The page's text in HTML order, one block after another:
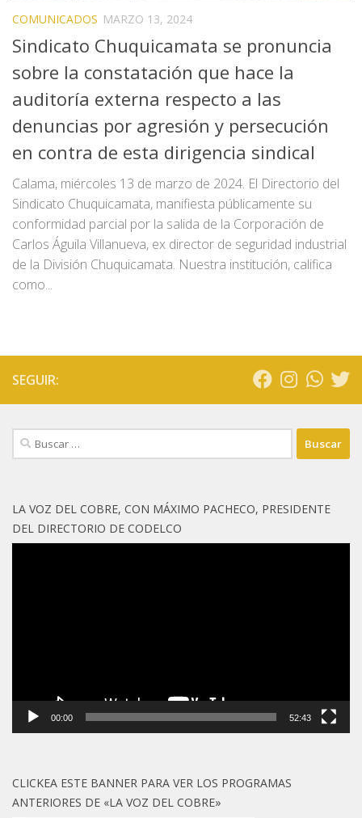
COMUNICADOS MARZO 13, 2024
Sindicato Chuquicamata se pronuncia
sobre la constatación que hace la
auditoría externa respecto a las
denuncias por agresión y persecución
en contra de esta dirigencia sindical
Calama, miércoles 13 de marzo de 2024. El Directorio del
Sindicato Chuquicamata, manifiesta públicamente su
conformidad parcial por la salida de la Corporación de
Carlos Águila Villanueva, ex director de seguridad industrial
de la División Chuquicamata. Nuestra institución, califica
como...
SEGUIR:
Buscar:
LA VOZ DEL COBRE, CON MÁXIMO PACHECO, PRESIDENTE
DEL DIRECTORIO DE CODELCO
00:00 52:43
CLICKEA ESTE BANNER PARA VER LOS PROGRAMAS
ANTERIORES DE «LA VOZ DEL COBRE»